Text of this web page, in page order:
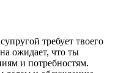
требует твоего
ожидает, что ты
и потребностям.